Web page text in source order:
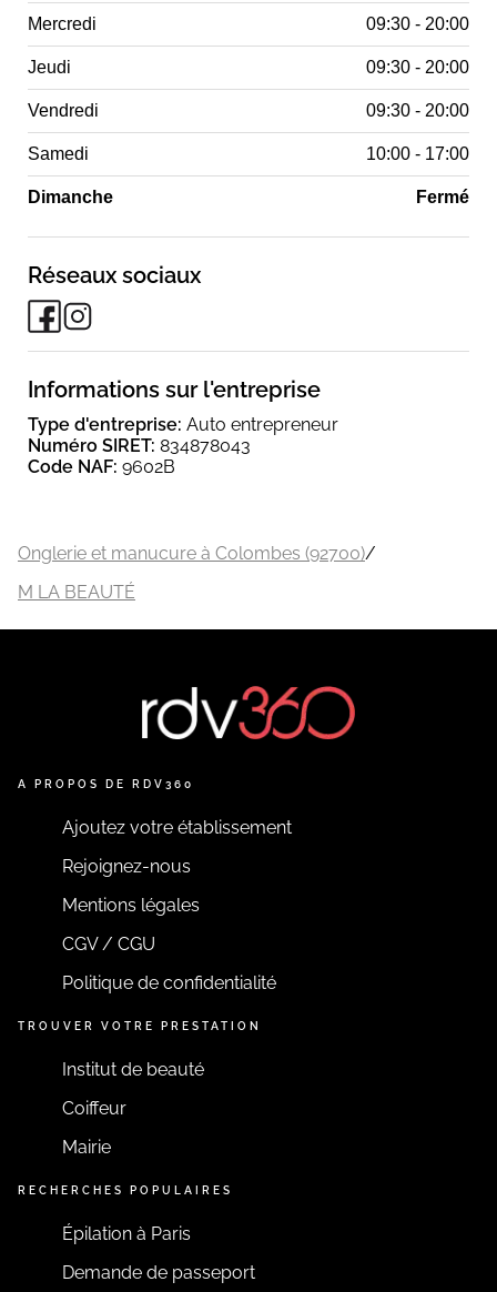
Mercredi 09:30 - 20:00
Jeudi 09:30 - 20:00
Vendredi 09:30 - 20:00
Samedi 10:00 - 17:00
Dimanche Fermé
Réseaux sociaux
Informations sur l'entreprise
Type d'entreprise: Auto entrepreneur
Numéro SIRET: 834878043
Code NAF: 9602B
Onglerie et manucure à Colombes (92700)/
M LA BEAUTÉ
A PROPOS DE RDV360
Ajoutez votre établissement
Rejoignez-nous
Mentions légales
CGV / CGU
Politique de confidentialité
TROUVER VOTRE PRESTATION
Institut de beauté
Coiffeur
Mairie
RECHERCHES POPULAIRES
Épilation à Paris
Demande de passeport